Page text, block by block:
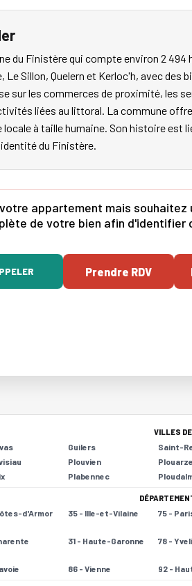
du Finistère qui compte environ 2
Sillon, Quelern et Kerloc'h, avec des
sur les commerces de proximité, les
liées au littoral. La commune
à taille humaine. Son histoire est
du Finistère.
appartement mais
de votre bien afin
Prendre RDV
VILLES
Guilers Saint-
Plouvien
Plabennec
d'Armor 35 - Ille-et-Vilaine 75 -
31 - Haute-Garonne 78 -
86 - Vienne 92 -